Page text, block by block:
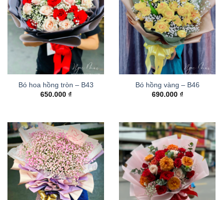
Bó hoa hồng tròn – B43
650.000 ₫
Bó hồng vàng – B46
690.000 ₫